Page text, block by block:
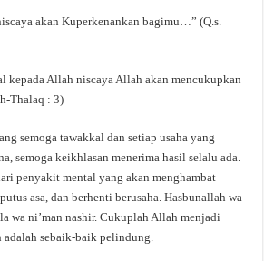
akan Kuperkenankan bagimu…” (Q.s.
kepada Allah niscaya Allah akan mencukupkan
Thalaq : 3)
semoga tawakkal dan setiap usaha yang
semoga keikhlasan menerima hasil selalu ada.
penyakit mental yang akan menghambat
asa, dan berhenti berusaha. Hasbunallah wa
wa ni’man nashir. Cukuplah Allah menjadi
sebaik-baik pelindung.